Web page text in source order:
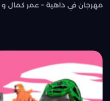
مهرجان في داهية – عمر